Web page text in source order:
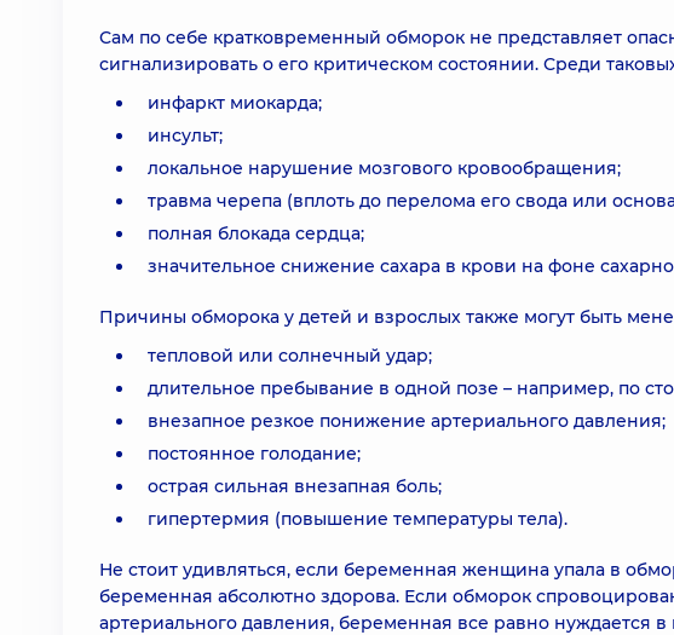
Сам по себе кратковременный обморок не представляет
сигнализировать о его критическом состоянии. Среди
инфаркт миокарда;
инсульт;
локальное нарушение мозгового кровообращения;
травма черепа (вплоть до перелома его свода или
полная блокада сердца;
значительное снижение сахара в крови на фоне
Причины обморока у детей и взрослых также могут быть
тепловой или солнечный удар;
длительное пребывание в одной позе – например, по
внезапное резкое понижение артериального давления;
постоянное голодание;
острая сильная внезапная боль;
гипертермия (повышение температуры тела).
Не стоит удивляться, если беременная женщина упала в
беременная абсолютно здорова. Если обморок
артериального давления, беременная все равно нуждается